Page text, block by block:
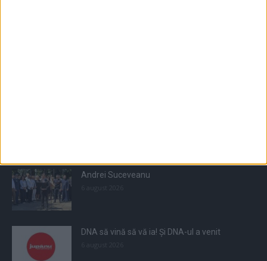
Andrei Suceveanu
DNA să vină să vă ia! Și DNA-ul a venit